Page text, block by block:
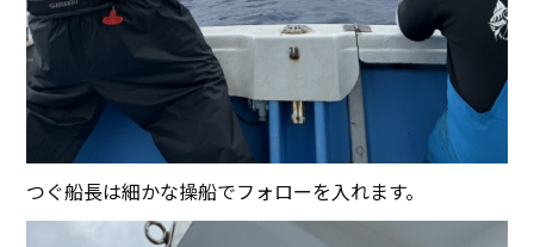
つぐ船長は細かな操船でフォローを入れます。